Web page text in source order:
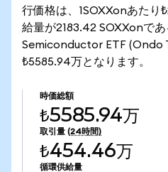
行価格は、1SOXXonあたり
給量が2183.42 SOXXonで
Semiconductor ETF (Ondo
₺5585.94万となります。
時価総額
₺5585.94万
取引量 (24時間)
₺454.46万
循環供給量